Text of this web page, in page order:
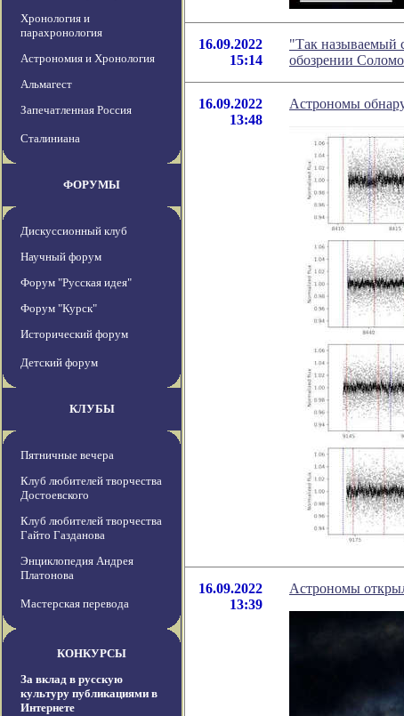
Хронология и
парахронология
Астрономия и Хронология
Альмагест
Запечатленная Россия
Сталиниана
ФОРУМЫ
Дискуссионный клуб
Научный форум
Форум "Русская идея"
Форум "Курск"
Исторический форум
Детский форум
КЛУБЫ
Пятничные вечера
Клуб любителей творчества
Достоевского
Клуб любителей творчества
Гайто Газданова
Энциклопедия Андрея
Платонова
Мастерская перевода
КОНКУРСЫ
За вклад в русскую
культуру публикациями в
Интернете
16.09.2022
15:14
"Так называемый
обозрении
16.09.2022
13:48
Астрономы
16.09.2022
13:39
Астрономы